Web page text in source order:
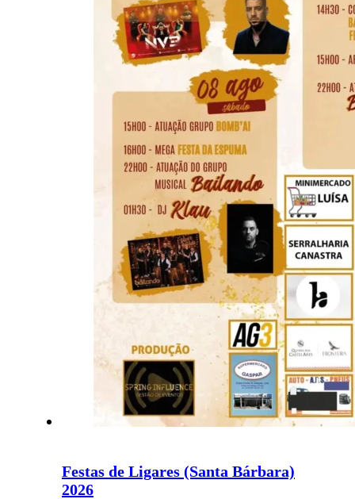
Festas de Ligares (Santa Bárbara)
2026